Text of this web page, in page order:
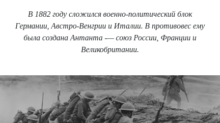
В 1882 году сложился военно-политический блок
Германии, Австро-Венгрии и Италии. В противовес ему
была создана Антанта -— союз России, Франции и
Великобритании.